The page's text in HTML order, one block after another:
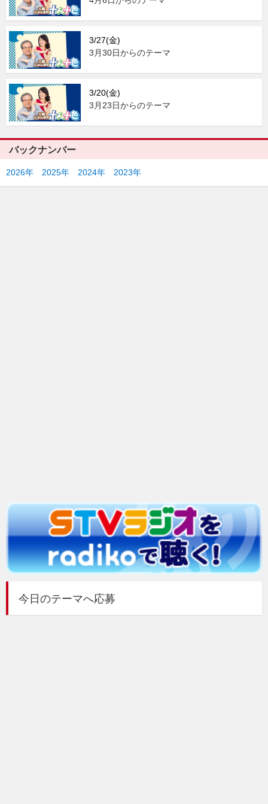
3/27(金)
3月30日からのテーマ
3/20(金)
3月23日からのテーマ
バックナンバー
2026年 2025年 2024年 2023年
今日のテーマへ応募